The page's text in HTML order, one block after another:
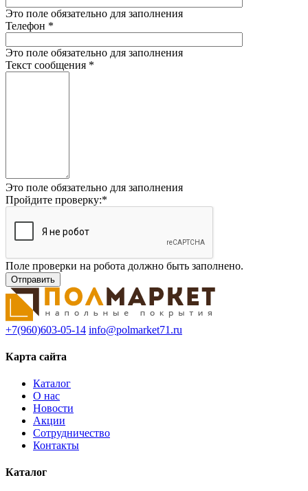
Это поле обязательно для заполнения
Телефон *
Это поле обязательно для заполнения
Текст сообщения *
Это поле обязательно для заполнения
Пройдите проверку:*
Поле проверки на робота должно быть заполнено.
+7(960)603-05-14 info@polmarket71.ru
Карта сайта
Каталог
О нас
Новости
Акции
Сотрудничество
Контакты
Каталог